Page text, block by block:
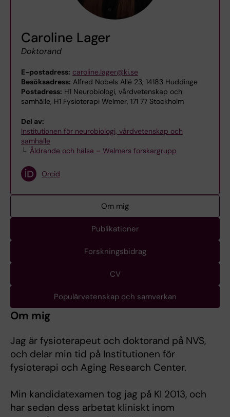
Caroline Lager
Doktorand
E-postadress: caroline.lager@ki.se
Besöksadress: Alfred Nobels Allé 23, 14183 Huddinge
Postadress: H1 Neurobiologi, vårdvetenskap och
samhälle, H1 Fysioterapi Welmer, 171 77 Stockholm
Del av:
Institutionen för neurobiologi, vårdvetenskap och
samhälle
Åldrande och hälsa – Welmers forskargrupp
Orcid
Om mig
Publikationer
Forskningsbidrag
CV
Populärvetenskap och samverkan
Om mig
Jag är fysioterapeut och doktorand på NVS,
och delar min tid på Institutionen för
fysioterapi och Aging Research Center.
Min kandidatexamen tog jag på KI 2013, och
har sedan dess arbetat kliniskt inom